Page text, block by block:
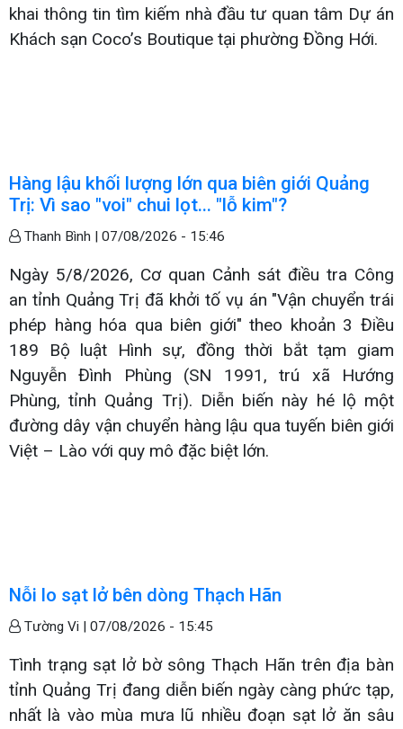
khai thông tin tìm kiếm nhà đầu tư quan tâm Dự án
Khách sạn Coco’s Boutique tại phường Đồng Hới.
Hàng lậu khối lượng lớn qua biên giới Quảng
Trị: Vì sao "voi" chui lọt... "lỗ kim"?
Thanh Bình | 07/08/2026 - 15:46
Ngày 5/8/2026, Cơ quan Cảnh sát điều tra Công
an tỉnh Quảng Trị đã khởi tố vụ án "Vận chuyển trái
phép hàng hóa qua biên giới" theo khoản 3 Điều
189 Bộ luật Hình sự, đồng thời bắt tạm giam
Nguyễn Đình Phùng (SN 1991, trú xã Hướng
Phùng, tỉnh Quảng Trị). Diễn biến này hé lộ một
đường dây vận chuyển hàng lậu qua tuyến biên giới
Việt – Lào với quy mô đặc biệt lớn.
Nỗi lo sạt lở bên dòng Thạch Hãn
Tường Vi | 07/08/2026 - 15:45
Tình trạng sạt lở bờ sông Thạch Hãn trên địa bàn
tỉnh Quảng Trị đang diễn biến ngày càng phức tạp,
nhất là vào mùa mưa lũ nhiều đoạn sạt lở ăn sâu